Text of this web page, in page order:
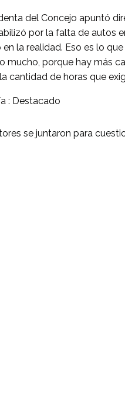
del Concejo apuntó
por la falta de autos
en la realidad. Eso es lo
mucho, porque hay más
cantidad de horas que
: Destacado
se juntaron para